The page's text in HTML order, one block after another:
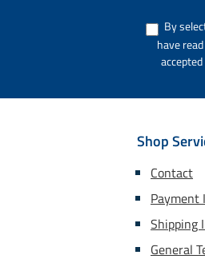
By
have
Shop
Contact
Payment
Shipping
General